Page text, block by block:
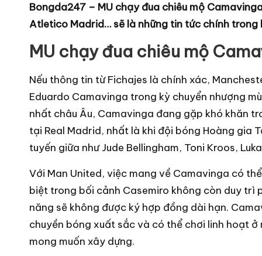
b
ó
n
g
đ
á
m
ớ
i
n
h
ấ
t
Bongda247 – MU chạy đua chiêu mộ
Atletico Madrid… sẽ là những tin tức chính trong
MU chạy đua chiêu mộ
Nếu thông tin từ Fichajes là chính xác,
Eduardo Camavinga trong kỳ chuyển nhượng
nhất châu Âu, Camavinga đang gặp khó khăn
tại Real Madrid, nhất là khi đội bóng Hoàng gia
tuyến giữa như Jude Bellingham, Toni Kroos,
Với Man United, việc mang về Camavinga có
biệt trong bối cảnh Casemiro không còn duy trì
năng sẽ không được ký hợp đồng dài hạn.
chuyền bóng xuất sắc và có thể chơi linh hoạt
mong muốn xây dựng.